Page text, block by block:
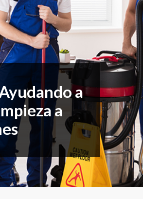
Higher Education & K-12
Manufacturing
Office Products & Furniture
Residential Cleaning
Restoration
a
a